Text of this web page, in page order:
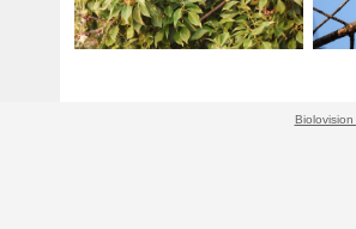
Biolovision